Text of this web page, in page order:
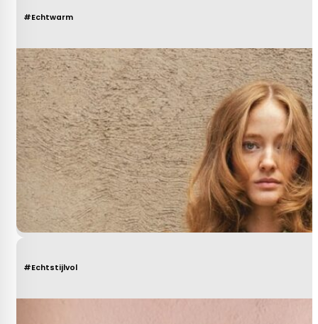
#Echtwarm
#Echtstijlvol